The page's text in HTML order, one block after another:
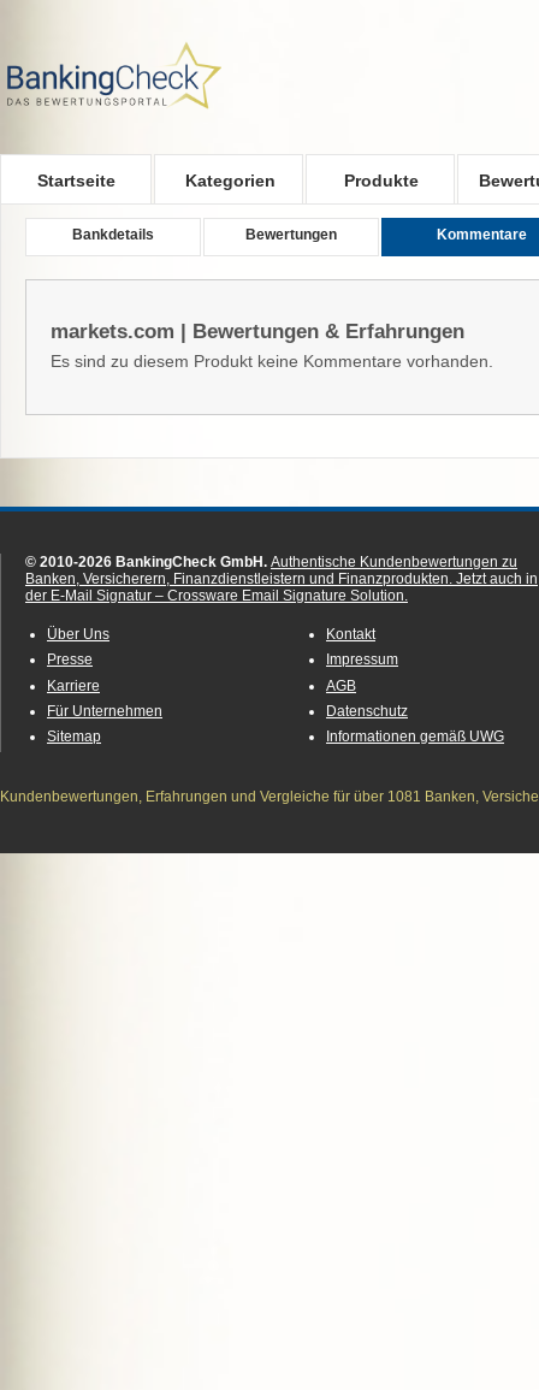
Startseite Kategorien Produkte
Bankdetails Bewertungen Kommentare
markets.com | Bewertungen & Erfahrungen
Es sind zu diesem Produkt keine Kommentare vorhanden.
© 2010-2026 BankingCheck GmbH. Authentische Kundenbewertungen zu
Banken, Versicherern, Finanzdienstleistern und Finanzprodukten. Jetzt auch in
der E-Mail Signatur – Crossware Email Signature Solution.
Über Uns
Presse
Karriere
Für Unternehmen
Sitemap
Kontakt
Impressum
AGB
Datenschutz
Informationen gemäß UWG
Kundenbewertungen, Erfahrungen und Vergleiche für über 1081 Banken,